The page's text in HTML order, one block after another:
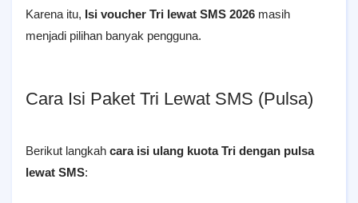
Karena itu, Isi voucher Tri lewat SMS 2026 masih
menjadi pilihan banyak pengguna.
Cara Isi Paket Tri Lewat SMS (Pulsa)
Berikut langkah cara isi ulang kuota Tri dengan pulsa
lewat SMS: